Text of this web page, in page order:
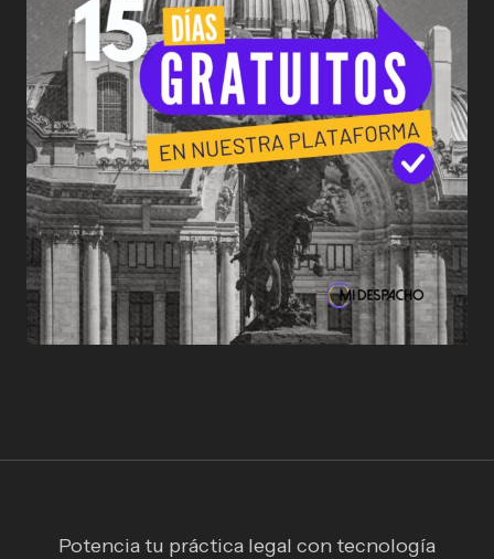
Potencia tu práctica legal con tecnología